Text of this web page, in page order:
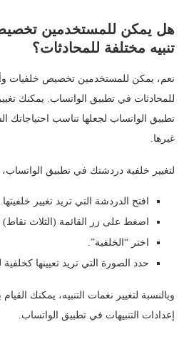
هل يمكن للمستخدمين
تنبيه مختلفة للمحادثات؟
نعم، يمكن للمستخدمين تخصيص خلفيات
للمحادثات في تطبيق الواتساب. يمكنك
تطبيق الواتساب لجعلها تناسب احتياجاتك
غيرها.
لتغيير خلفية دردشتك في تطبيق الواتساب،
افتح الدردشة التي تريد تغيير خلفيتها.
اضغط على زر القائمة (الثلاث نقاط)
اختر “الخلفية”.
حدد الصورة التي تريد تعيينها
وبالنسبة لتغيير نغمات التنبيه، يمكنك
إعدادات التنبيهات في تطبيق الواتساب.